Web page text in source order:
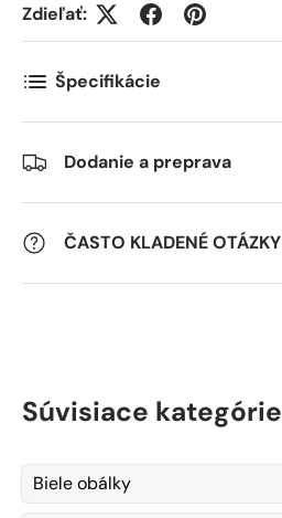
Zdieľať:
Špecifikácie
Dodanie a preprava
ČASTO KLADENÉ OTÁZKY
Súvisiace kategórie
Biele obálky